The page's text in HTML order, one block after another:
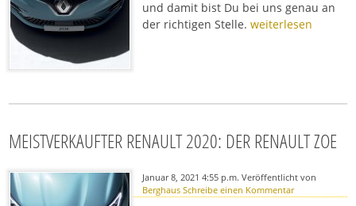
und damit bist Du bei uns genau an
der richtigen Stelle.weiterlesen
MEISTVERKAUFTER RENAULT 2020: DER RENAULT ZOE
Januar 8, 2021 4:55 p.m. Veröffentlicht von
Berghaus Schreibe einen Kommentar